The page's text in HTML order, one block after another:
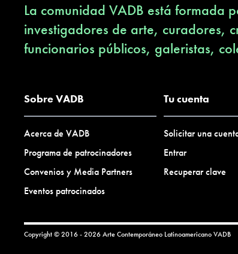
La comunidad VADB está formada
investigadores de arte, curadores,
funcionarios públicos, galeristas,
Sobre VADB
Acerca de VADB
Programa de patrocinadores
Convenios y Media Partners
Eventos patrocinados
Tu cuenta
Solicitar una
Entrar
Recuperar clave
Copyright © 2016 - 2026 Arte Contemporáneo LatinoamericanoVADB